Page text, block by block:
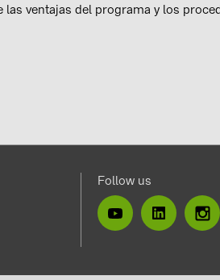
ventajas del programa y los
Follow us